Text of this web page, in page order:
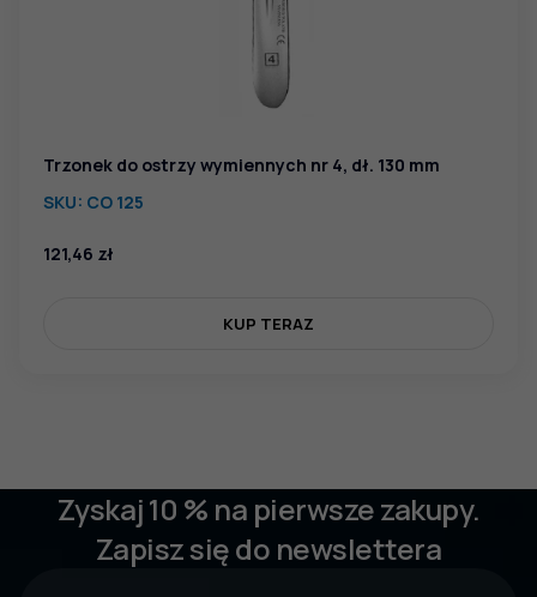
Trzonek do ostrzy wymiennych nr 4, dł. 130 mm
SKU: CO 125
121,46 zł
KUP TERAZ
Zyskaj 10 % na pierwsze zakupy.
Zapisz się do newslettera